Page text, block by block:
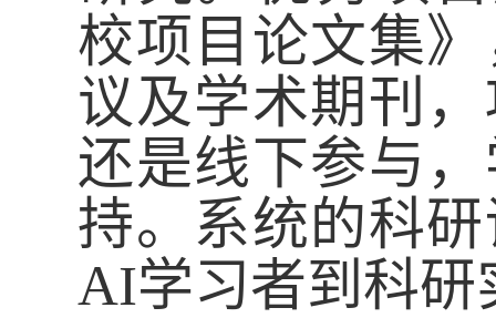
校项目论文集
议及学术期刊
还是线下参与
持。 系统的科
AI学习者到科